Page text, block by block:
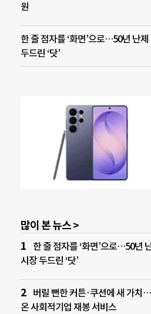
원
한 줄 점자를 ‘화면’으로…50년 난
두드린 ‘닷’
많이 본 뉴스 >
한 줄 점자를 ‘화면’으로…50년
시장 두드린 ‘닷’
버릴 뻔한 커튼·쿠션에 새 가치
온 사회적기업 재봉 서비스